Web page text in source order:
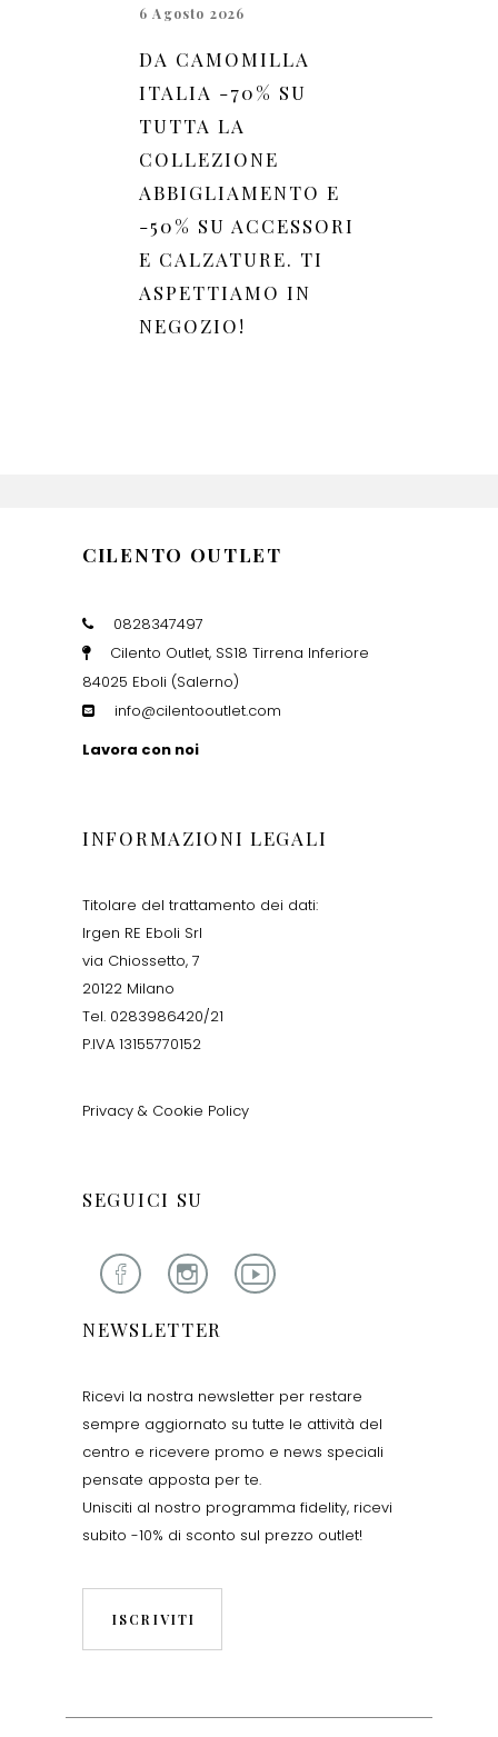
6 Agosto 2026
DA CAMOMILLA
ITALIA -70% SU
TUTTA LA
COLLEZIONE
ABBIGLIAMENTO E
-50% SU ACCESSORI
E CALZATURE. TI
ASPETTIAMO IN
NEGOZIO!
CILENTO OUTLET
0828347497
Cilento Outlet, SS18 Tirrena Inferiore
84025 Eboli (Salerno)
info@cilentooutlet.com
Lavora con noi
INFORMAZIONI LEGALI
Titolare del trattamento dei dati:
Irgen RE Eboli Srl
via Chiossetto, 7
20122 Milano
Tel. 0283986420/21
P.IVA 13155770152
Privacy & Cookie Policy
SEGUICI SU
NEWSLETTER
Ricevi la nostra newsletter per restare
sempre aggiornato su tutte le attività del
centro e ricevere promo e news speciali
pensate apposta per te.
Unisciti al nostro programma fidelity, ricevi
subito -10% di sconto sul prezzo outlet!
ISCRIVITI